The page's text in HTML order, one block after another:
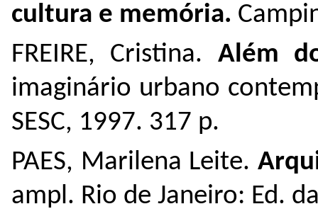
cultura e memória.
FREIRE, Cristina. Além
imaginário urbano
SESC, 1997. 317 p.
PAES, Marilena Leite.
ampl. Rio de Janeiro: Ed.